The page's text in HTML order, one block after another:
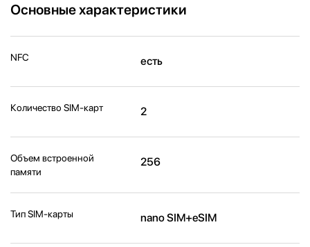
Основные характеристики
NFC есть
Количество SIM-карт 2
Объем встроенной
памяти
256
Тип SIM-карты nano SIM+eSIM